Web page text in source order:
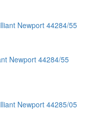
Newport 44284/55